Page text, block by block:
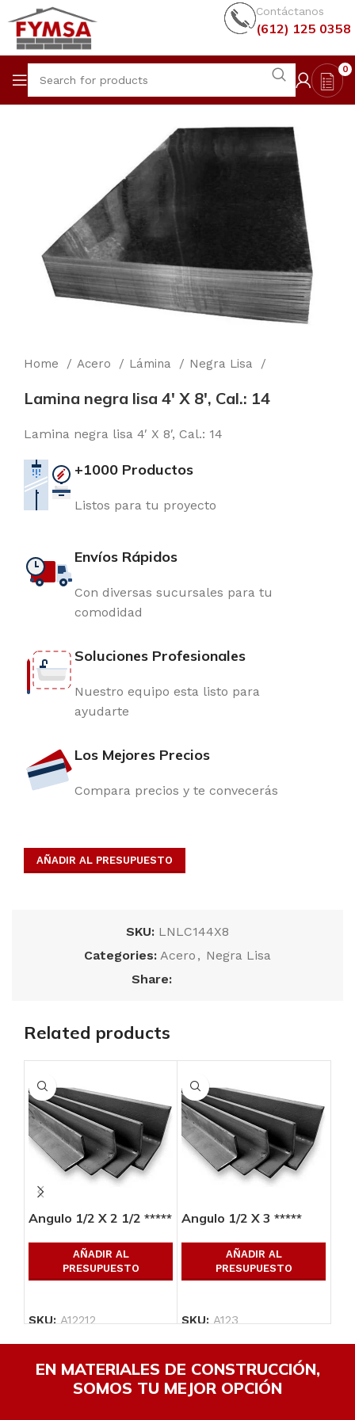
Contáctanos
(612) 125 0358
0
Home Acero Lámina Negra Lisa
Lamina negra lisa 4′ X 8′, Cal.: 14
Lamina negra lisa 4′ X 8′, Cal.: 14
+1000 Productos
Listos para tu proyecto
Envíos Rápidos
Con diversas sucursales para tu
comodidad
Soluciones Profesionales
Nuestro equipo esta listo para
ayudarte
Los Mejores Precios
Compara precios y te convecerás
AÑADIR AL PRESUPUESTO
SKU: LNLC144X8
Categories: Acero , Negra Lisa
Share:
Related products
Angulo 1/2 X 2 1/2 *****
AÑADIR AL
PRESUPUESTO
SKU:A12212
Angulo 1/2 X 3 *****
AÑADIR AL
PRESUPUESTO
SKU:A123
EN MATERIALES DE CONSTRUCCIÓN,
SOMOS TU MEJOR OPCIÓN